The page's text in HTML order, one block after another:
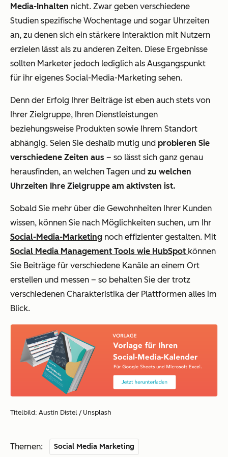
Media-Inhalten nicht. Zwar geben verschiedene
Studien spezifische Wochentage und sogar Uhrzeiten
an, zu denen sich ein stärkere Interaktion mit Nutzern
erzielen lässt als zu anderen Zeiten. Diese Ergebnisse
sollten Marketer jedoch lediglich als Ausgangspunkt
für ihr eigenes Social-Media-Marketing sehen.
Denn der Erfolg Ihrer Beiträge ist eben auch stets von
Ihrer Zielgruppe, Ihren Dienstleistungen
beziehungsweise Produkten sowie Ihrem Standort
abhängig. Seien Sie deshalb mutig und probieren Sie
verschiedene Zeiten aus – so lässt sich ganz genau
herausfinden, an welchen Tagen und zu welchen
Uhrzeiten Ihre Zielgruppe am aktivsten ist.
Sobald Sie mehr über die Gewohnheiten Ihrer Kunden
wissen, können Sie nach Möglichkeiten suchen, um Ihr
Social-Media-Marketing noch effizienter gestalten. Mit
Social Media Management Tools wie HubSpot können
Sie Beiträge für verschiedene Kanäle an einem Ort
erstellen und messen – so behalten Sie der trotz
verschiedenen Charakteristika der Plattformen alles im
Blick.
Titelbild: Austin Distel / Unsplash
Themen: Social Media Marketing